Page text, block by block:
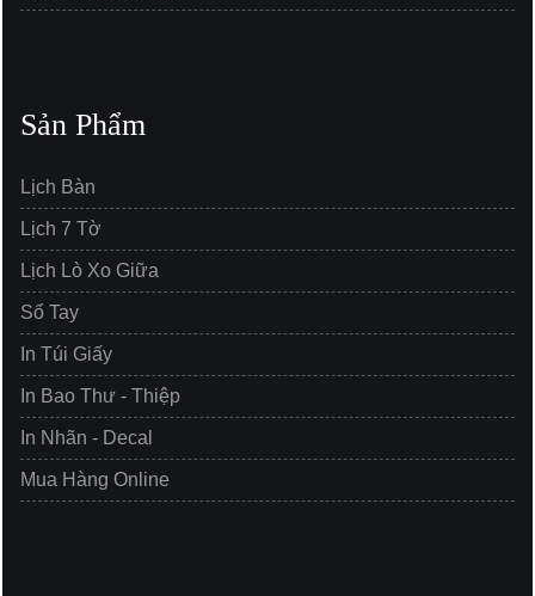
Sản Phẩm
Lịch Bàn
Lịch 7 Tờ
Lịch Lò Xo Giữa
Sổ Tay
In Túi Giấy
In Bao Thư - Thiệp
In Nhãn - Decal
Mua Hàng Online